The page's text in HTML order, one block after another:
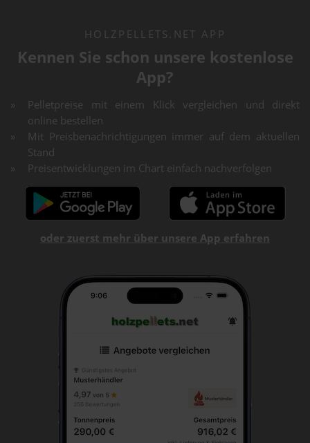
HOLZPELLETS.NET APP
Kennen Sie schon unsere kostenlose
App?
Pelletpreise mit einem Klick vergleichen und direkt
online bestellen
Mit Preisbenachrichtigungen immer auf dem aktuellen
Stand
Preisentwicklungen im Chart einfach nachverfolgen
oder zuerst mehr über unsere App erfahren